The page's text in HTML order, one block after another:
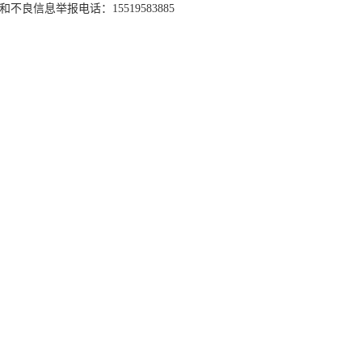
不良信息举报电话：15519583885